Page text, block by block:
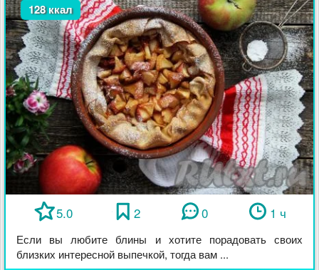
128 ккал
5.0 2 0 1 ч
Если вы любите блины и хотите порадовать своих
близких интересной выпечкой, тогда вам ...